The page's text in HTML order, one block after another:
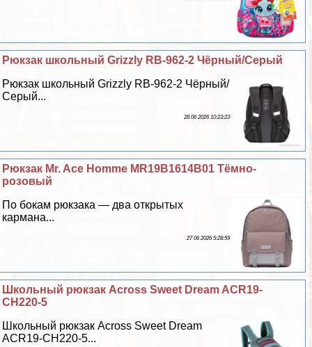
Рюкзак школьный Grizzly RB-962-2 Чёрный/Серый
Рюкзак школьный Grizzly RB-962-2 Чёрный/
Серый...
28 06 2026 10:23:23
Рюкзак Mr. Ace Homme MR19B1614B01 Тёмно-
розовый
По бокам рюкзака — два открытых
кармана...
27 06 2026 5:28:59
Школьный рюкзак Across Sweet Dream ACR19-
CH220-5
Школьный рюкзак Across Sweet Dream
ACR19-CH220-5...